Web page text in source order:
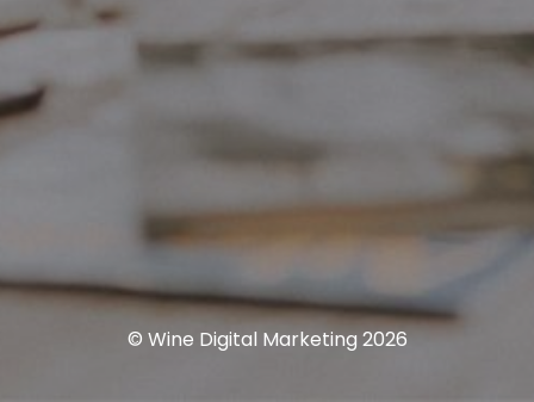
© Wine Digital Marketing 2026